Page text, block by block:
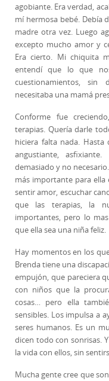
agobiante. Era verdad,
mí hermosa bebé. Debía
madre otra vez. Luego
excepto mucho amor y
Era cierto. Mi chiquita
entendí que lo que
cuestionamientos,
necesitaba una mamá
Conforme fue
terapias. Quería darle
hiciera falta nada.
angustiante,
demasiado y no
más importante para ella
sentir amor, escuchar
que las terapias, la
importantes, pero lo
que ella sea una niña feliz.
Hay momentos en los
Brenda tiene una
empujón, que pareciera
con niños que la
cosas… pero ella
sensibles. Los impulsa a
seres humanos. Es un
dicen todo con sonrisas.
la vida con ellos, sin
Mucha gente cree que